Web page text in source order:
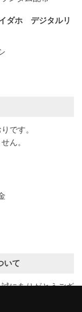
ダホ デジタルリ
です。
ん。
いて
にありがとうござ